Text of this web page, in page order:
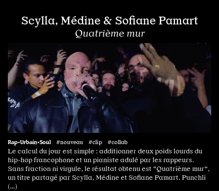
Scylla, Médine & Sofiane Pamart
Quatrième mur
Rap•Urbain•Soul #nouveau #clip #collab
Le calcul du jour est simple : additionner deux poids lourds du
hip-hop francophone et un pianiste adulé par les rappeurs.
Sans fraction ni virgule, le résultat obtenu est "Quatrième mur",
un titre partagé par Scylla, Médine et Sofiane Pamart. Punchli
(…)